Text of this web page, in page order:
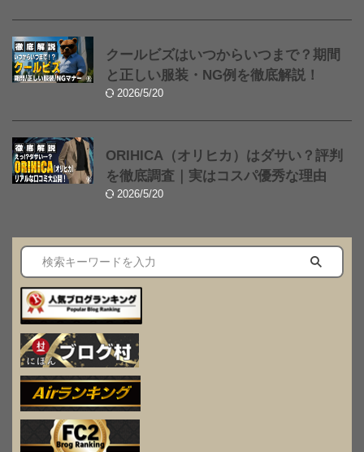
クールビズはいつからいつまで？期間
と正しい服装・NG例を徹底解説！
2026/5/20
ORIHICA（オリヒカ）はダサい？評判
を徹底調査｜実はコスパ優秀な理由
2026/5/20